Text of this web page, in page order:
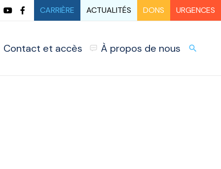
CARRIÈRE ACTUALITÉS DONS URGENCES
Contact et accès À propos de nous search